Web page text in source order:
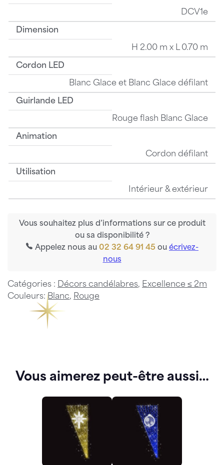
DCV1e
Dimension
H 2.00 m x L 0.70 m
Cordon LED
Blanc Glace et Blanc Glace défilant
Guirlande LED
Rouge flash Blanc Glace
Animation
Cordon défilant
Utilisation
Intérieur & extérieur
Vous souhaitez plus d’informations sur ce produit
ou sa disponibilité ?
Appelez nous au 02 32 64 91 45 ou écrivez-
nous
Catégories : Décors candélabres, Excellence ≤ 2m
Couleurs:Blanc, Rouge
Vous aimerez peut-être aussi…